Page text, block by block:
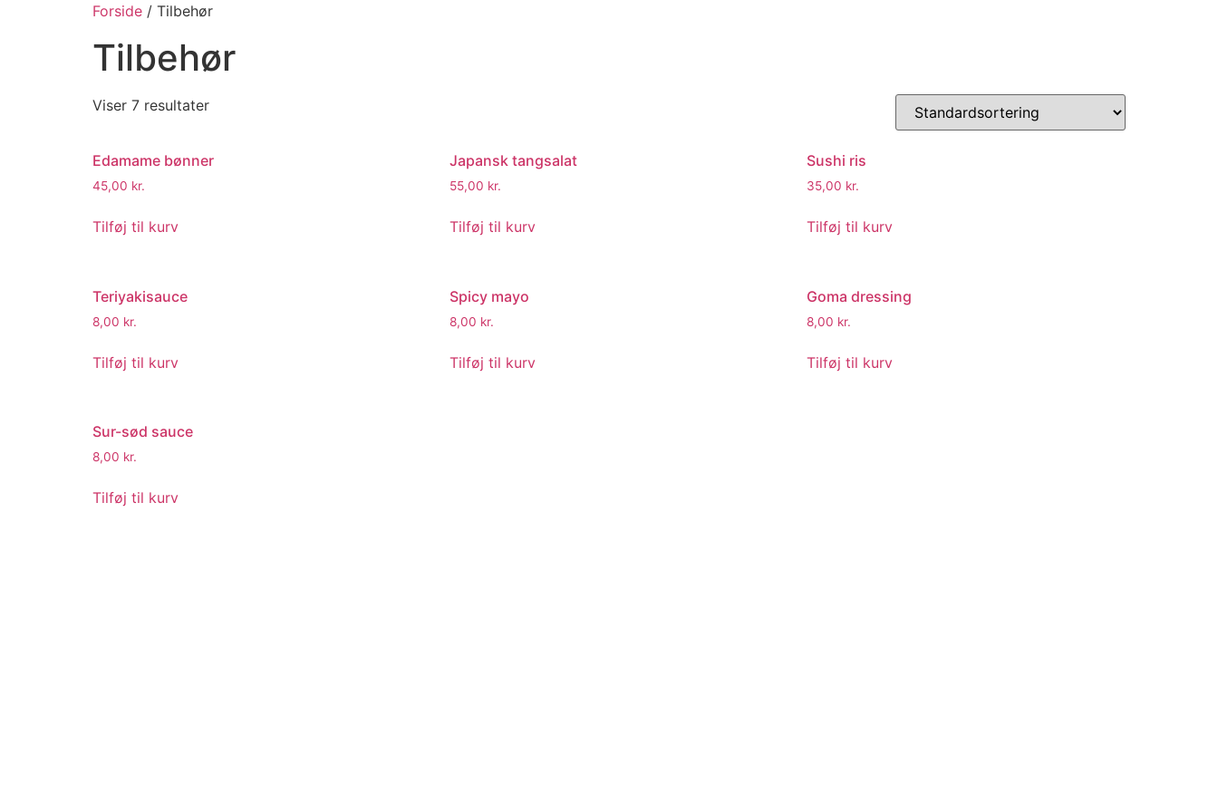
Forside / Tilbehør
Tilbehør
Viser 7 resultater
Edamame bønner
45,00 kr.
Tilføj til kurv
Japansk tangsalat
55,00 kr.
Tilføj til kurv
Sushi ris
35,00 kr.
Tilføj til kurv
Teriyakisauce
8,00 kr.
Tilføj til kurv
Spicy mayo
8,00 kr.
Tilføj til kurv
Goma dressing
8,00 kr.
Tilføj til kurv
Sur-sød sauce
8,00 kr.
Tilføj til kurv